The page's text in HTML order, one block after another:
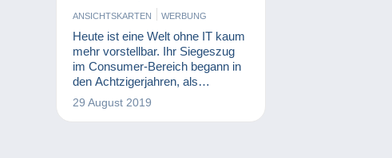
ANSICHTSKARTEN WERBUNG
Heute ist eine Welt ohne IT kaum
mehr vorstellbar. Ihr Siegeszug
im Consumer-Bereich begann in
den Achtzigerjahren, als
Computer in großem Maßstab im
Heimgebrauch zum Einsatz
29 August 2019